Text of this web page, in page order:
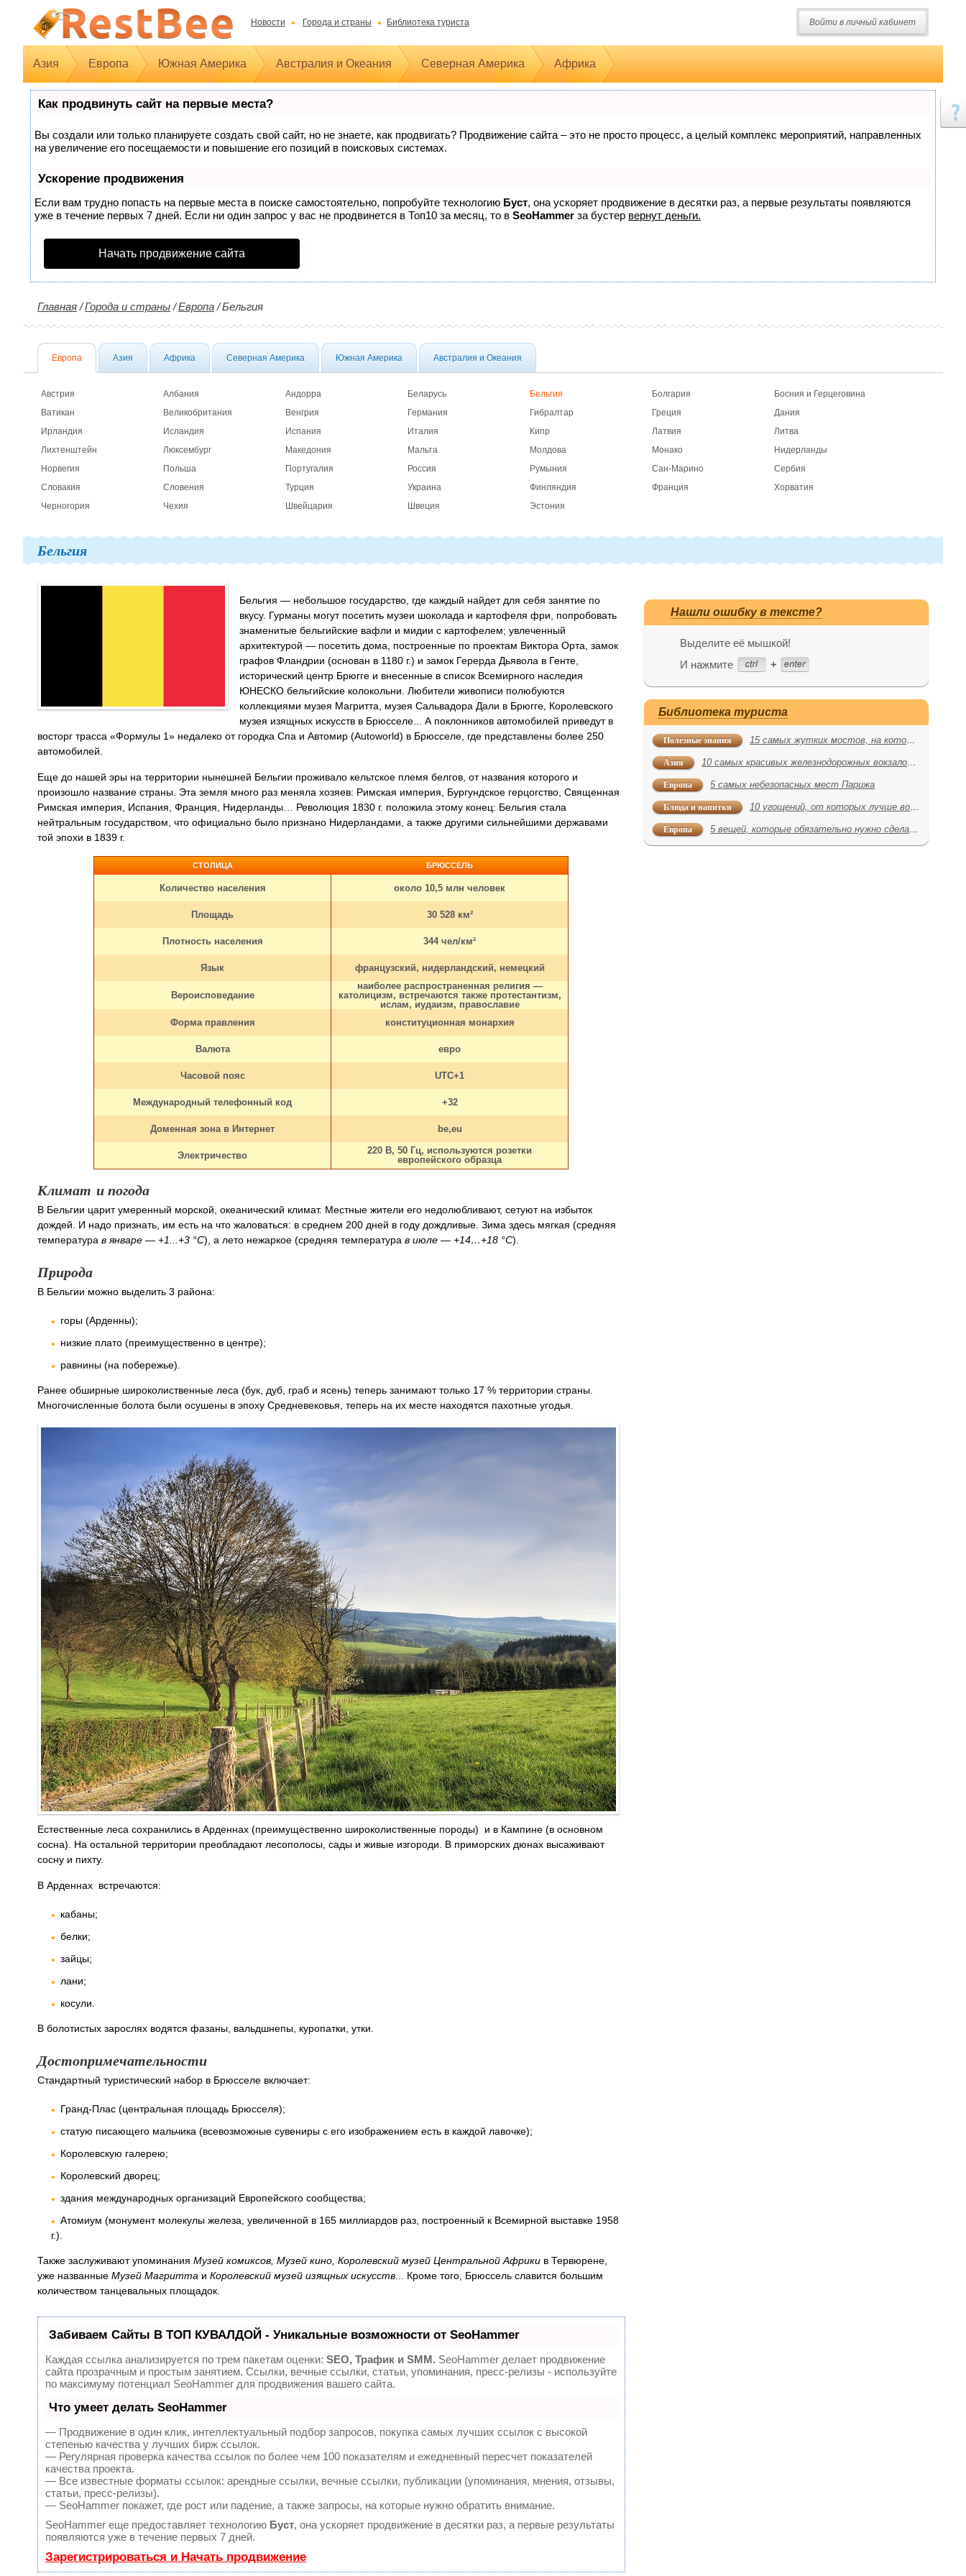
Новости Города и страны Библиотека туриста Войти в личный кабинет
Азия Европа Южная Америка Австралия и Океания Северная Америка Африка
Как продвинуть сайт на первые места?
Вы создали или только планируете создать свой сайт, но не знаете, как продвигать? Продвижение сайта – это не просто процесс, а целый комплекс мероприятий, направленных
на увеличение его посещаемости и повышение его позиций в поисковых системах.
Ускорение продвижения
Если вам трудно попасть на первые места в поиске самостоятельно, попробуйте технологию Буст, она ускоряет продвижение в десятки раз, а первые результаты появляются
уже в течение первых 7 дней. Если ни один запрос у вас не продвинется в Топ10 за месяц, то в SeoHammer за бустер вернут деньги.
Начать продвижение сайта
Главная /Города и страны /Европа /Бельгия
Европа Азия Африка Северная Америка Южная Америка Австралия и Океания
Австрия Албания Андорра Беларусь Бельгия Болгария
Босния и Герцеговина
Ватикан
Великобритания Венгрия Германия Гибралтар Греция
Дания
Ирландия
Исландия Испания Италия Кипр Латвия
Литва
Лихтенштейн
Люксембург Македония Мальта Молдова Монако
Нидерланды
Норвегия
Польша Португалия Россия Румыния Сан-Марино
Сербия
Словакия
Словения Турция Украина Финляндия Франция
Хорватия
Черногория
Чехия Швейцария Швеция Эстония
Бельгия
Бельгия — небольшое государство, где каждый найдет для себя занятие по
вкусу. Гурманы могут посетить музеи шоколада и картофеля фри, попробовать
знаменитые бельгийские вафли и мидии с картофелем; увлеченный
архитектурой — посетить дома, построенные по проектам Виктора Орта, замок
графов Фландрии (основан в 1180 г.) и замок Герерда Дьявола в Генте,
исторический центр Брюгге и внесенные в список Всемирного наследия
ЮНЕСКО бельгийские колокольни. Любители живописи полюбуются
коллекциями музея Магритта, музея Сальвадора Дали в Брюгге, Королевского
музея изящных искусств в Брюсселе... А поклонников автомобилей приведут в
восторг трасса «Формулы 1» недалеко от городка Спа и Автомир (Autoworld) в Брюсселе, где представлены более 250
автомобилей.
Еще до нашей эры на территории нынешней Бельгии проживало кельтское племя белгов, от названия которого и
произошло название страны. Эта земля много раз меняла хозяев: Римская империя, Бургундское герцогство, Священная
Римская империя, Испания, Франция, Нидерланды… Революция 1830 г. положила этому конец: Бельгия стала
нейтральным государством, что официально было признано Нидерландами, а также другими сильнейшими державами
той эпохи в 1839 г.
СТОЛИЦА БРЮССЕЛЬ
Количество населения около 10,5 млн человек
Площадь 30 528 км²
Плотность населения 344 чел/км²
Язык французский, нидерландский, немецкий
Вероисповедание
наиболее распространенная религия —
католицизм, встречаются также протестантизм,
ислам, иудаизм, православие
Форма правления
конституционная монархия
Валюта евро
Часовой пояс UTC+1
Международный телефонный код +32
Доменная зона в Интернет be,eu
Электричество
220 В, 50 Гц, используются розетки
европейского образца
Климат и погода
В Бельгии царит умеренный морской, океанический климат. Местные жители его недолюбливают, сетуют на избыток
дождей. И надо признать, им есть на что жаловаться: в среднем 200 дней в году дождливые. Зима здесь мягкая (средняя
температура в январе — +1...+3 °С), а лето нежаркое (средняя температура в июле — +14…+18 °С).
Природа
В Бельгии можно выделить 3 района:
горы (Арденны);
низкие плато (преимущественно в центре);
равнины (на побережье).
Ранее обширные широколиственные леса (бук, дуб, граб и ясень) теперь занимают только 17 % территории страны.
Многочисленные болота были осушены в эпоху Средневековья, теперь на их месте находятся пахотные угодья.
Естественные леса сохранились в Арденнах (преимущественно широколиственные породы) и в Кампине (в основном
сосна). На остальной территории преобладают лесополосы, сады и живые изгороди. В приморских дюнах высаживают
сосну и пихту.
В Арденнах встречаются:
кабаны;
белки;
зайцы;
лани;
косули.
В болотистых зарослях водятся фазаны, вальдшнепы, куропатки, утки.
Достопримечательности
Стандартный туристический набор в Брюсселе включает:
Гранд-Плас (центральная площадь Брюсселя);
статую писающего мальчика (всевозможные сувениры с его изображением есть в каждой лавочке);
Королевскую галерею;
Королевский дворец;
здания международных организаций Европейского сообщества;
Атомиум (монумент молекулы железа, увеличенной в 165 миллиардов раз, построенный к Всемирной выставке 1958
г.).
Также заслуживают упоминания Музей комиксов, Музей кино, Королевский музей Центральной Африки в Тервюрене,
уже названные Музей Магритта и Королевский музей изящных искусств ... Кроме того, Брюссель славится большим
количеством танцевальных площадок.
Забиваем Сайты В ТОП КУВАЛДОЙ - Уникальные возможности от SeoHammer
Каждая ссылка анализируется по трем пакетам оценки: SEO, Трафик и SMM. SeoHammer делает продвижение
сайта прозрачным и простым занятием. Ссылки, вечные ссылки, статьи, упоминания, пресс-релизы - используйте
по максимуму потенциал SeoHammer для продвижения вашего сайта.
Что умеет делать SeoHammer
— Продвижение в один клик, интеллектуальный подбор запросов, покупка самых лучших ссылок с высокой
степенью качества у лучших бирж ссылок.
— Регулярная проверка качества ссылок по более чем 100 показателям и ежедневный пересчет показателей
качества проекта.
— Все известные форматы ссылок: арендные ссылки, вечные ссылки, публикации (упоминания, мнения, отзывы,
статьи, пресс-релизы).
— SeoHammer покажет, где рост или падение, а также запросы, на которые нужно обратить внимание.
SeoHammer еще предоставляет технологию Буст, она ускоряет продвижение в десятки раз, а первые результаты
появляются уже в течение первых 7 дней.
Зарегистрироваться и Начать продвижение
Нашли ошибку в тексте?
Выделите её мышкой!
И нажмите
Библиотека туриста
Полезные знания 15 самых жутких мостов, на которые страшно ступить
Азия 10 самых красивых железнодорожных вокзалов России
Европа 5 самых небезопасных мест Парижа
Блюда и напитки 10 угощений, от которых лучше воздержаться в путешествии
Европа 5 вещей, которые обязательно нужно сделать в Мадриде